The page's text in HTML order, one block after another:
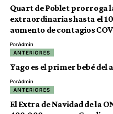
Quart de Poblet prorroga
extraordinarias hasta el
aumento de contagios
PorAdmin
ANTERIORES
Yago es el primer bebé del
PorAdmin
ANTERIORES
El Extra de Navidad de la